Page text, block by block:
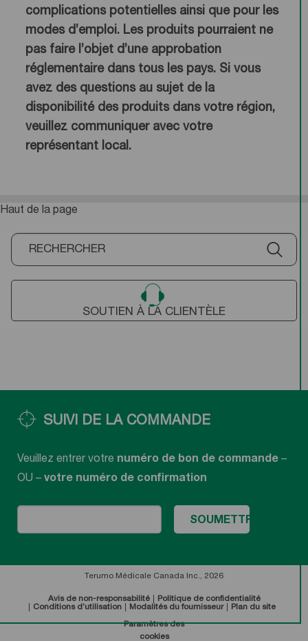
complications potentielles ainsi que pour les
modes d’emploi. Les produits pourraient ne
pas faire l’objet d’une approbation
réglementaire dans tous les pays. Si vous
avez des questions au sujet de la
disponibilité des produits dans votre région,
veuillez communiquer avec votre
représentant local.
Haut de la page
SOUTIEN À LA CLIENTÈLE
SUIVI DE LA COMMANDE
Veuillez entrer votre numéro de bon de commande –
OU – votre numéro de confirmation
Terumo Médicale Canada Inc., 2026
Avis de non-responsabilité
Politique de confidentialité
Conditions d’utilisation
Modalités du fournisseur Plan du site
Paramètres des
cookies